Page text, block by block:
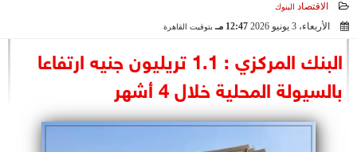
السياسة
الرئاسة
البرلمان
الوزارات
الاقتصاد البنوك
الأربعاء، 3 يونيو 2026 12:47 مـ بتوقيت القاهرة
البنك المركزي : 1.1 تريليون جنيه ارتفاعا
بالسيولة المحلية خلال 4 أشهر